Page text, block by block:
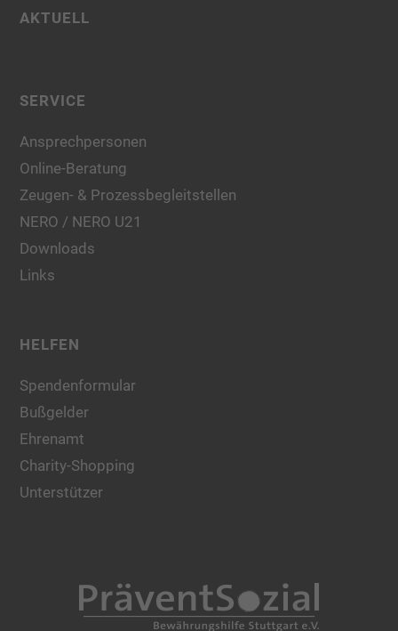
AKTUELL
SERVICE
Ansprechpersonen
Online-Beratung
Zeugen- & Prozessbegleitstellen
NERO / NERO U21
Downloads
Links
HELFEN
Spendenformular
Bußgelder
Ehrenamt
Charity-Shopping
Unterstützer